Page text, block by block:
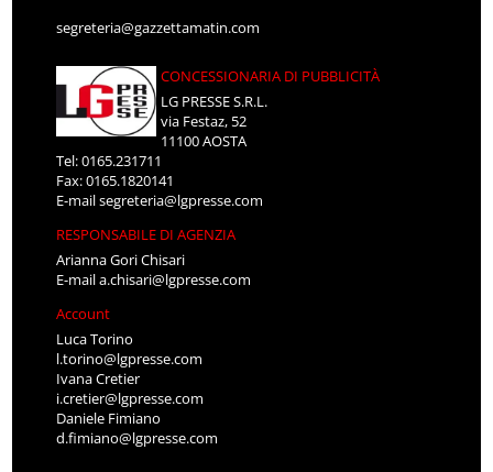
segreteria@gazzettamatin.com
CONCESSIONARIA DI PUBBLICITÀ
LG PRESSE S.R.L.
via Festaz, 52
11100 AOSTA
Tel: 0165.231711
Fax: 0165.1820141
E-mailsegreteria@lgpresse.com
RESPONSABILE DI AGENZIA
Arianna Gori Chisari
E-maila.chisari@lgpresse.com
Account
Luca Torino
l.torino@lgpresse.com
Ivana Cretier
i.cretier@lgpresse.com
Daniele Fimiano
d.fimiano@lgpresse.com